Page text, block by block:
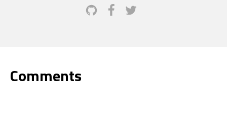
Comments